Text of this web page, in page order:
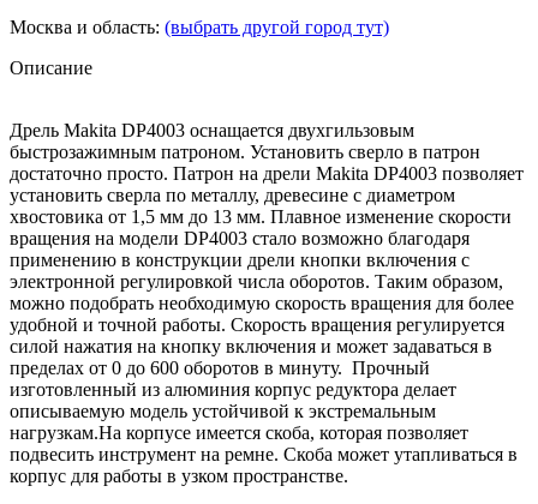
Москва и область: (выбрать другой город тут)
Описание
Дрель Makita DP4003 оснащается двухгильзовым
быстрозажимным патроном. Установить сверло в патрон
достаточно просто. Патрон на дрели Makita DP4003 позволяет
установить сверла по металлу, древесине с диаметром
хвостовика от 1,5 мм до 13 мм. Плавное изменение скорости
вращения на модели DP4003 стало возможно благодаря
применению в конструкции дрели кнопки включения с
электронной регулировкой числа оборотов. Таким образом,
можно подобрать необходимую скорость вращения для более
удобной и точной работы. Скорость вращения регулируется
силой нажатия на кнопку включения и может задаваться в
пределах от 0 до 600 оборотов в минуту. Прочный
изготовленный из алюминия корпус редуктора делает
описываемую модель устойчивой к экстремальным
нагрузкам.На корпусе имеется скоба, которая позволяет
подвесить инструмент на ремне. Скоба может утапливаться в
корпус для работы в узком пространстве.